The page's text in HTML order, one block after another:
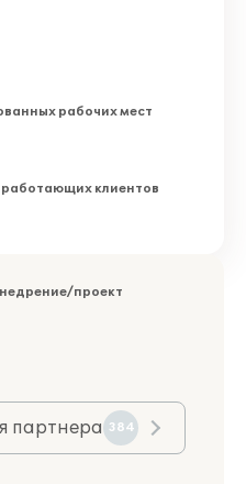
рабочих мест
клиентов
проект
партнера 384